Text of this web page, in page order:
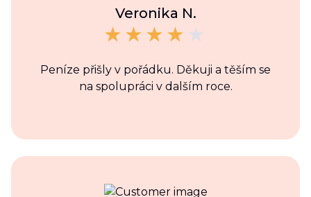
Veronika N.
Peníze přišly v pořádku. Děkuji a těším se
na spolupráci v dalším roce.